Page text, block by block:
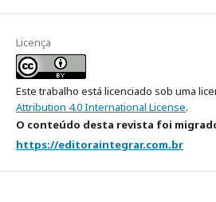
Licença
Este trabalho está licenciado sob uma
Attribution 4.0 International License.
O conteúdo desta revista foi
https://editoraintegrar.com.br